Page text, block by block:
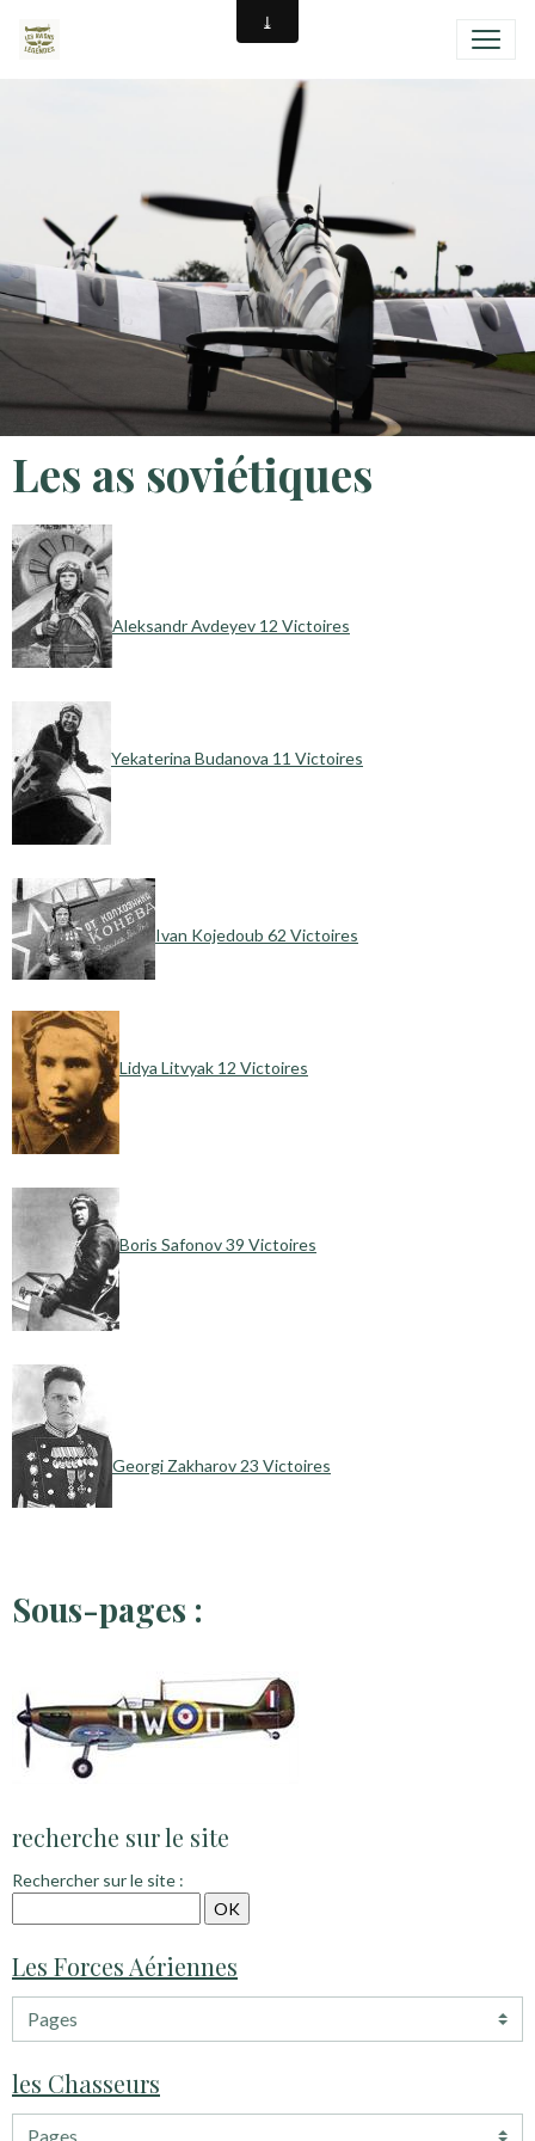
Les as soviétiques
Aleksandr Avdeyev 12 Victoires
Yekaterina Budanova 11 Victoires
Ivan Kojedoub 62 Victoires
Lidya Litvyak 12 Victoires
Boris Safonov 39 Victoires
Georgi Zakharov 23 Victoires
Sous-pages :
recherche sur le site
Rechercher sur le site :
Les Forces Aériennes
les Chasseurs